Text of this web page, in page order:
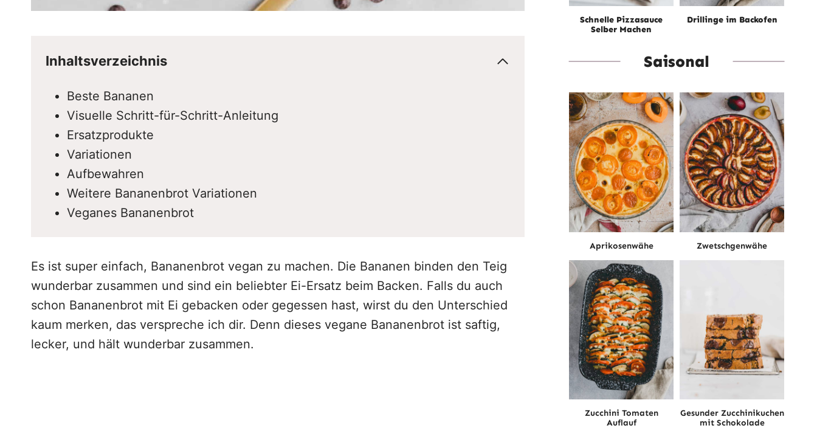
Inhaltsverzeichnis
Beste Bananen
Visuelle Schritt-für-Schritt-Anleitung
Ersatzprodukte
Variationen
Aufbewahren
Weitere Bananenbrot Variationen
Veganes Bananenbrot
Es ist super einfach, Bananenbrot vegan zu machen. Die Bananen binden den Teig
wunderbar zusammen und sind ein beliebter Ei-Ersatz beim Backen. Falls du auch
schon Bananenbrot mit Ei gebacken oder gegessen hast, wirst du den Unterschied
kaum merken, das verspreche ich dir. Denn dieses vegane Bananenbrot ist saftig,
lecker, und hält wunderbar zusammen.
Schnelle Pizzasauce
Selber Machen
Drillinge im Backofen
Saisonal
Aprikosenwähe Zwetschgenwähe
Zucchini Tomaten
Auflauf
Gesunder Zucchinikuchen
mit Schokolade